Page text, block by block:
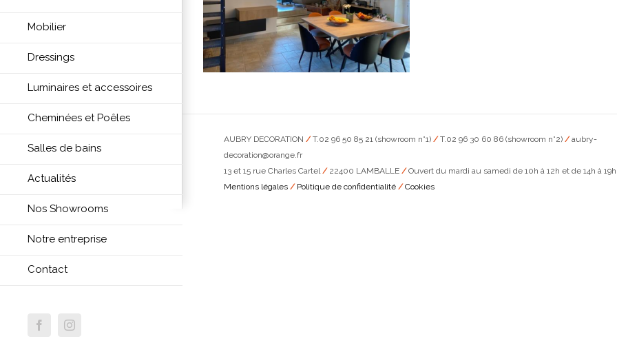
Mobilier
Dressings
Luminaires et accessoires
Cheminées et Poêles
Salles de bains
Actualités
Nos Showrooms
Notre entreprise
Contact
FacebookInstagram
AUBRY DECORATION /T.02 96 50 85 21 (showroom n°1) /T.02 96 30 60 86 (showroom n°2) /aubry-
decoration@orange.fr
13 et 15 rue Charles Cartel/22400 LAMBALLE /Ouvert du mardi au samedi de 10h à 12h et de 14h à 19h
Mentions légales / Politique de confidentialité / Cookies